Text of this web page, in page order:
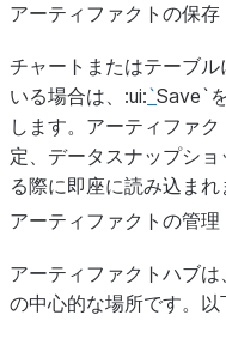
アーティファクトの保存
チャートまたはテーブ
いる場合は、:ui:`Save`
します。アーティファ
定、データスナップシ
る際に即座に読み込まれ
アーティファクトの管理
アーティファクトハブ
の中心的な場所です。以